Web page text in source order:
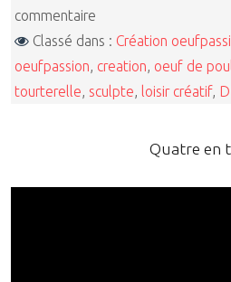
commentaire
Classé dans : Création
oeufpassion creation oeuf de
tourterelle sculpte loisir créatif,
Quatre en